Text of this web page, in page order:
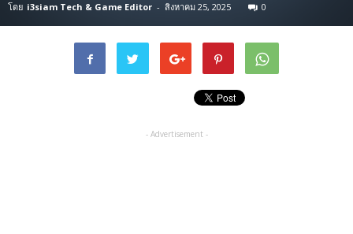
โดย i3siam Tech & Game Editor - สิงหาคม 25, 2025 0
- Advertisement -